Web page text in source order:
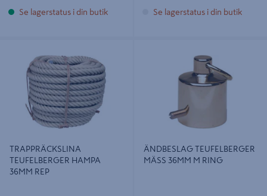
Se lagerstatus i din butik Se lagerstatus i din butik
TEUFELBERGER HAMPA 36MM REP
TRAPPRÄCKSLINA
TEUFELBERGER HAMPA
36MM REP
MÄSS 36MM M RING
ÄNDBESLAG TEUFELBERGER
MÄSS 36MM M RING